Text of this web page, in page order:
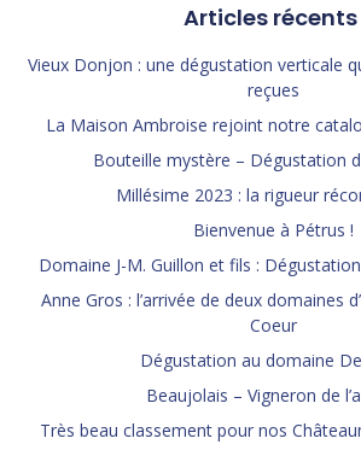
Articles récents
Vieux Donjon : une dégustation verticale
reçues
La Maison Ambroise rejoint notre
Bouteille mystère – Dégustation
Millésime 2023 : la rigueur
Bienvenue à Pétrus !
Domaine J-M. Guillon et fils :
Anne Gros : l’arrivée de deux domaines
Coeur
Dégustation au domaine
Beaujolais – Vigneron de
Très beau classement pour nos